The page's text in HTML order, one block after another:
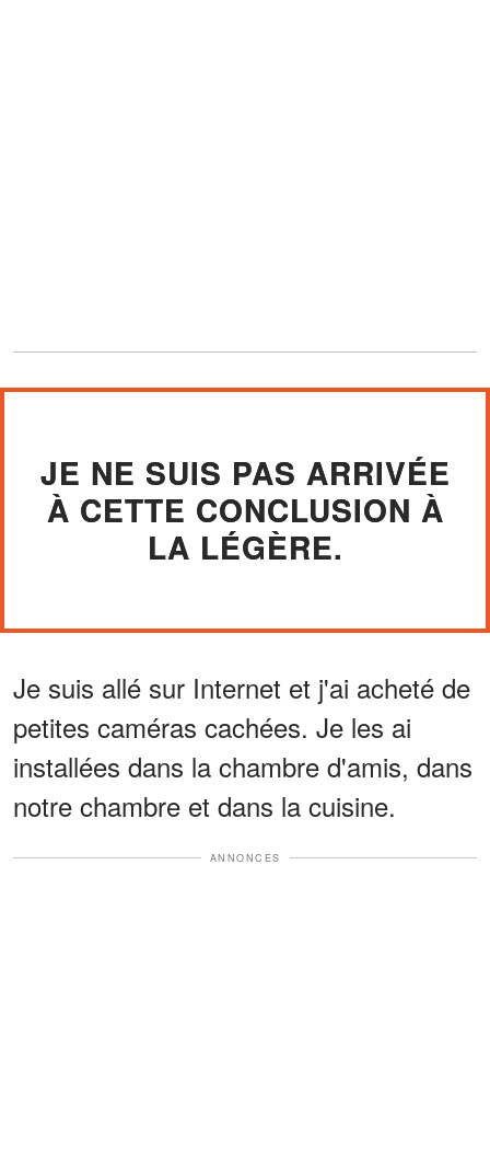
JE NE SUIS PAS ARRIVÉE
À CETTE CONCLUSION À
LA LÉGÈRE.
Je suis allé sur Internet et j'ai acheté de
petites caméras cachées. Je les ai
installées dans la chambre d'amis, dans
notre chambre et dans la cuisine.
ANNONCES